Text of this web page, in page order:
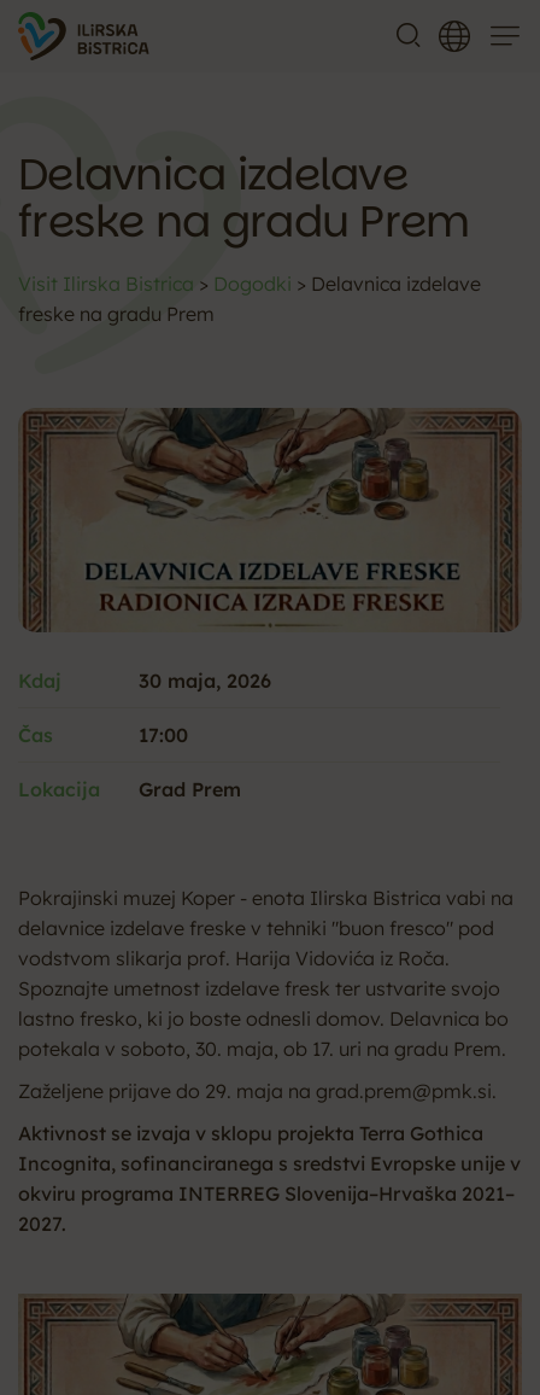
Delavnica izdelave
freske na gradu Prem
Visit Ilirska Bistrica > Dogodki > Delavnica izdelave
freske na gradu Prem
Kdaj 30 maja, 2026
Čas 17:00
Lokacija Grad Prem
Pokrajinski muzej Koper - enota Ilirska Bistrica vabi na
delavnice izdelave freske v tehniki "buon fresco" pod
vodstvom slikarja prof. Harija Vidovića iz Roča.
Spoznajte umetnost izdelave fresk ter ustvarite svojo
lastno fresko, ki jo boste odnesli domov. Delavnica bo
potekala v soboto, 30. maja, ob 17. uri na gradu Prem.
Zaželjene prijave do 29. maja na grad.prem@pmk.si.
Aktivnost se izvaja v sklopu projekta Terra Gothica
Incognita, sofinanciranega s sredstvi Evropske unije v
okviru programa INTERREG Slovenija–Hrvaška 2021–
2027.